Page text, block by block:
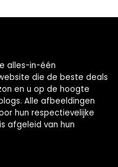
alles-in-één
die de beste deals
en u op de hoogte
Alle afbeeldingen
hun respectievelijke
afgeleid van hun